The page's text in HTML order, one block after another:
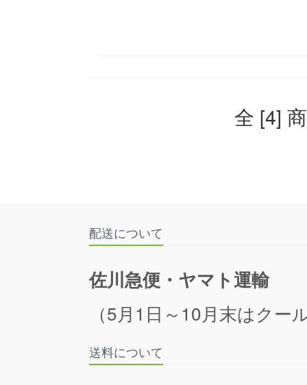
全 [4]
配送について
佐川急便・ヤマト運輸
（5月1日～10月末はクー
送料について